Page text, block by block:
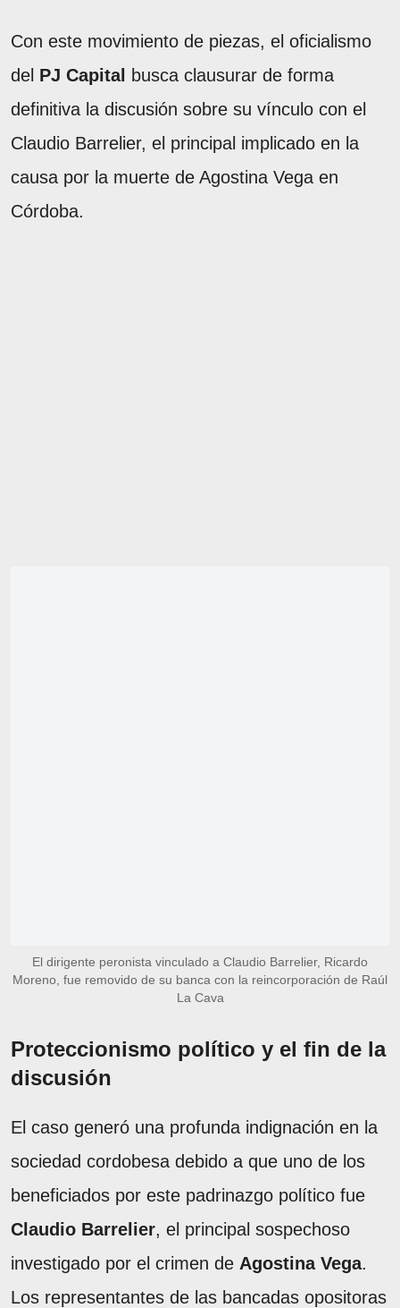
Con este movimiento de piezas, el oficialismo
del PJ Capital
busca clausurar de forma
definitiva la discusión sobre su vínculo con el
Claudio Barrelier, el principal implicado en la
causa por la muerte de Agostina Vega en
Córdoba.
El dirigente peronista vinculado a Claudio Barrelier, Ricardo
Moreno, fue removido de su banca con la reincorporación de Raúl
La Cava
Proteccionismo político y el fin de la
discusión
El caso generó una profunda indignación en la
sociedad cordobesa debido a que uno de los
beneficiados por este padrinazgo político fue
Claudio Barrelier, el principal sospechoso
investigado por el crimen de Agostina Vega.
Los representantes de las bancadas opositoras